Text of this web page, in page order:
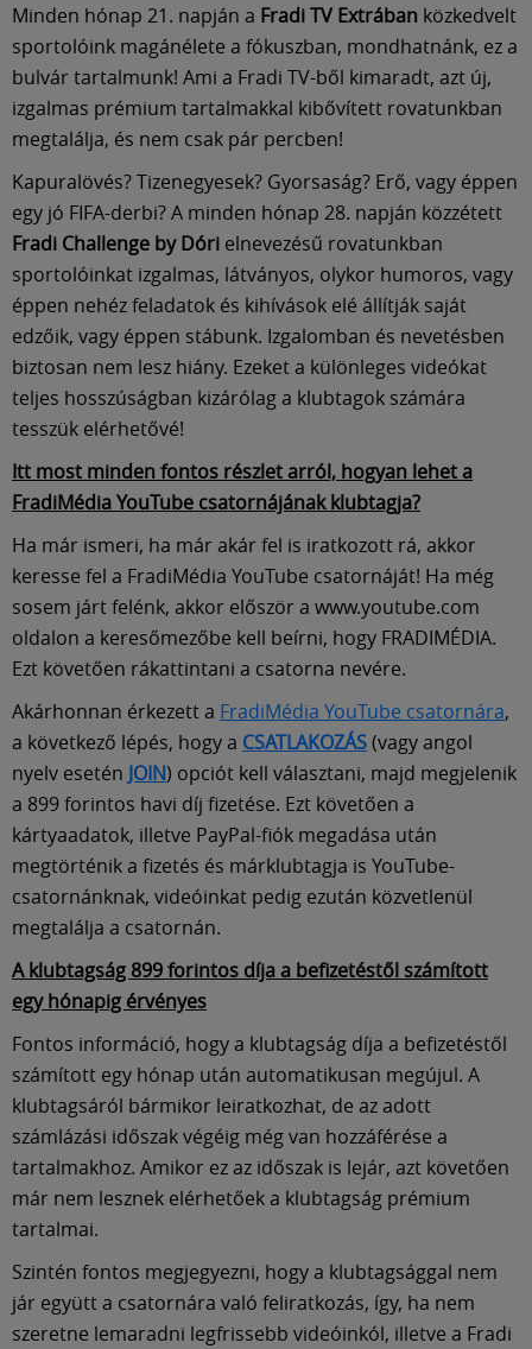
Minden hónap 21. napján a Fradi TV Extrában közkedvelt
sportolóink magánélete a fókuszban, mondhatnánk, ez a
bulvár tartalmunk! Ami a Fradi TV-ből kimaradt, azt új,
izgalmas prémium tartalmakkal kibővített rovatunkban
megtalálja, és nem csak pár percben!
Kapuralövés? Tizenegyesek? Gyorsaság? Erő, vagy éppen
egy jó FIFA-derbi? A minden hónap 28. napján közzétett
Fradi Challenge by Dóri elnevezésű rovatunkban
sportolóinkat izgalmas, látványos, olykor humoros, vagy
éppen nehéz feladatok és kihívások elé állítják saját
edzőik, vagy éppen stábunk. Izgalomban és nevetésben
biztosan nem lesz hiány. Ezeket a különleges videókat
teljes hosszúságban kizárólag a klubtagok számára
tesszük elérhetővé!
Itt most minden fontos részlet arról, hogyan lehet a
FradiMédia YouTube csatornájának klubtagja?
Ha már ismeri, ha már akár fel is iratkozott rá, akkor
keresse fel a FradiMédia YouTube csatornáját! Ha még
sosem járt felénk, akkor először a www.youtube.com
oldalon a keresőmezőbe kell beírni, hogy FRADIMÉDIA.
Ezt követően rákattintani a csatorna nevére.
Akárhonnan érkezett a FradiMédia YouTube csatornára,
a következő lépés, hogy a CSATLAKOZÁS(vagy angol
nyelv esetén JOIN) opciót kell választani, majd megjelenik
a 899 forintos havi díj fizetése. Ezt követően a
kártyaadatok, illetve PayPal-fiók megadása után
megtörténik a fizetés és márklubtagja is YouTube-
csatornánknak, videóinkat pedig ezután közvetlenül
megtalálja a csatornán.
A klubtagság 899 forintos díja a befizetéstől számított
egy hónapig érvényes
Fontos információ, hogy a klubtagság díja a befizetéstől
számított egy hónap után automatikusan megújul. A
klubtagsáról bármikor leiratkozhat, de az adott
számlázási időszak végéig még van hozzáférése a
tartalmakhoz. Amikor ez az időszak is lejár, azt követően
már nem lesznek elérhetőek a klubtagság prémium
tartalmai.
Szintén fontos megjegyezni, hogy a klubtagsággal nem
jár együtt a csatornára való feliratkozás, így, ha nem
szeretne lemaradni legfrissebb videóinkól, illetve a Fradi